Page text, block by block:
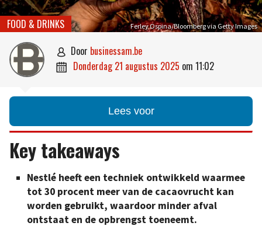
Ferley Ospina/Bloomberg via Getty Images
FOOD & DRINKS
 door businessam.be
 donderdag 21 augustus 2025 om 11:02
Lees voor
Key takeaways
Nestlé heeft een techniek ontwikkeld waarmee
tot 30 procent meer van de cacaovrucht kan
worden gebruikt, waardoor minder afval
ontstaat en de opbrengst toeneemt.